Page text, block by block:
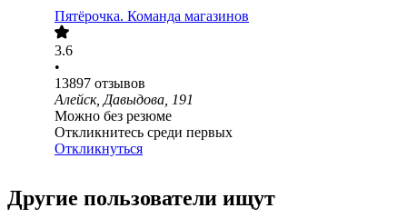
Пятёрочка. Команда магазинов
3.6
•
13897 отзывов
Алейск, Давыдова, 191
Можно без резюме
Откликнитесь среди первых
Откликнуться
Другие пользователи ищут